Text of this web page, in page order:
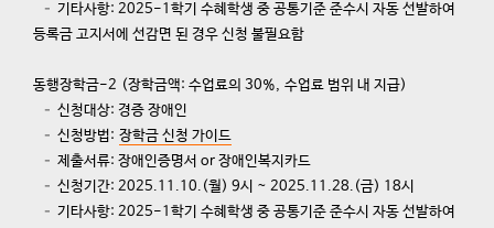
– 기타사항: 2025-1학기 수혜학생 중 공통기준 준수시 자동 선발하여
등록금 고지서에 선감면 된 경우 신청 불필요함
동행장학금-2 (장학금액: 수업료의 30%, 수업료 범위 내 지급)
– 신청대상: 경증 장애인
– 신청방법: 장학금 신청 가이드
– 제출서류: 장애인증명서 or 장애인복지카드
– 신청기간: 2025.11.10.(월) 9시 ~ 2025.11.28.(금) 18시
– 기타사항: 2025-1학기 수혜학생 중 공통기준 준수시 자동 선발하여